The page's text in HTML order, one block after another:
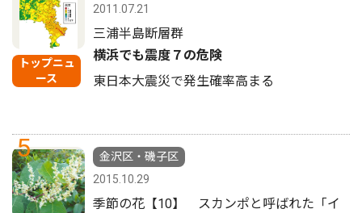
トップニュ
ース
2011.07.21
三浦半島断層群
横浜でも震度７の危険
東日本大震災で発生確率高まる
5
金沢区・磯子区
2015.10.29
季節の花【10】 スカンポと呼ばれた「イ